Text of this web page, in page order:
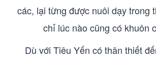
các, lại từng được nuôi dạy trong
chỉ lúc nào cũng có khuôn
Dù với Tiêu Yến có thân thiết